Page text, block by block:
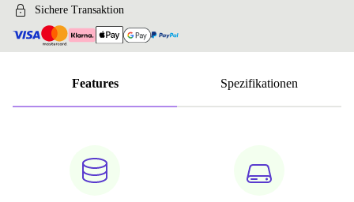
Sichere Transaktion
Features Spezifikationen